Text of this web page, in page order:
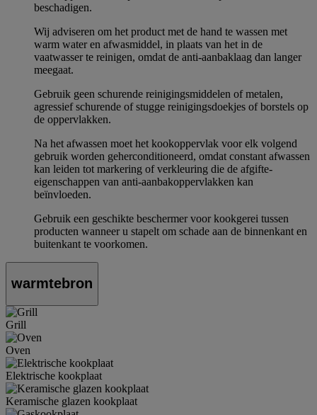
beschadigen.
Wij adviseren om het product met de hand te wassen met
warm water en afwasmiddel, in plaats van het in de
vaatwasser te reinigen, omdat de anti-aanbaklaag dan langer
meegaat.
Gebruik geen schurende reinigingsmiddelen of metalen,
agressief schurende of stugge reinigingsdoekjes of borstels op
de oppervlakken.
Na het afwassen moet het kookoppervlak voor elk volgend
gebruik worden geherconditioneerd, omdat constant afwassen
kan leiden tot markering of verkleuring die de afgifte-
eigenschappen van anti-aanbakoppervlakken kan
beïnvloeden.
Gebruik een geschikte beschermer voor kookgerei tussen
producten wanneer u stapelt om schade aan de binnenkant en
buitenkant te voorkomen.
warmtebron
Grill
Oven
Elektrische kookplaat
Keramische glazen kookplaat